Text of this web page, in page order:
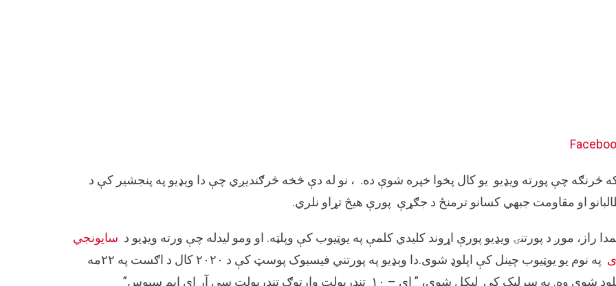
څرنګه چې پورته ویډیو یو کال پخوا خپره شوې ده. ، نو له دې څخه څرګندیږي چې دا وېډیو په پنجشیر کې د
او مقاومت جبهي کسانو ترمنځ د جګړې پورې هیڅ تړاو نلري.
راز، موږ د پورتنۍ ویډیو پورې اړوند کلیدي کلمې په یوټیوب کې وپلټه. او ومو لیدله چې ورته ويډيو د سایونجي
په نوم یو یوټیوب چینل کې اپلوډ شوی.دا وېډیو په پورتني فیسبوک پوسټ کې د ۲۰۲۰ کال د اګست په ۲۲مه
شوې وه. په سرليک کې ليکل شوې، ” اې – ۱۰ تنډربولټ وارتوګ تنډربولټ سي آر اې ايم سیوس”